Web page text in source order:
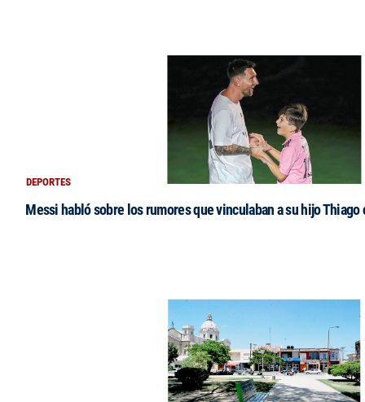
DEPORTES
Messi habló sobre los rumores que vinculaban a su hijo Thiago